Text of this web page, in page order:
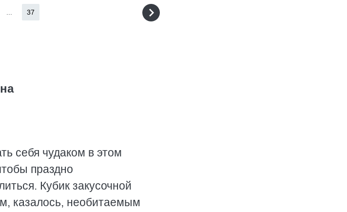
37
себя чудаком в этом
праздно
Кубик закусочной
казалось, необитаемым